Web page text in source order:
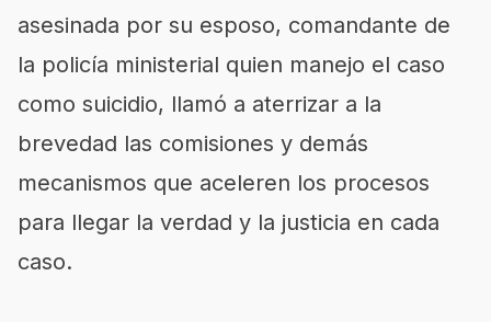
asesinada por su esposo, comandante de
la policía ministerial quien manejo el caso
como suicidio, llamó a aterrizar a la
brevedad las comisiones y demás
mecanismos que aceleren los procesos
para llegar la verdad y la justicia en cada
caso.